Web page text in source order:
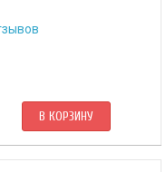
В КОРЗИНУ
поддерживают Дзи «Глаз